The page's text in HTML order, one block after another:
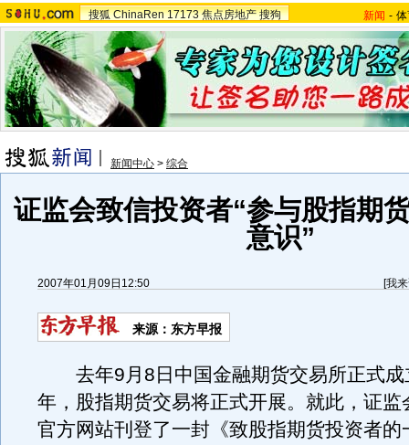
搜狐 ChinaRen 17173 焦点房地产 搜狗 新闻 -
新闻中心 > 综合
证监会致信投资者“参与股指期
意识”
2007年01月09日12:50 [我
来源：东方早报
去年9月8日中国金融期货交易所正式成
年，股指期货交易将正式开展。就此，证监
官方网站刊登了一封《致股指期货投资者的